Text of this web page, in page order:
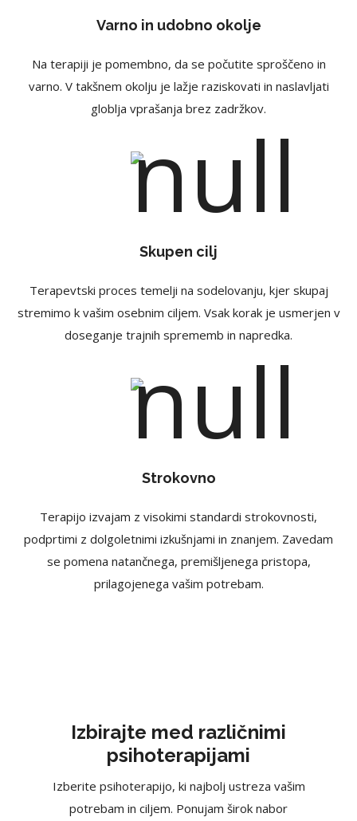
Varno in udobno okolje
Na terapiji je pomembno, da se počutite sproščeno in
varno. V takšnem okolju je lažje raziskovati in naslavljati
globlja vprašanja brez zadržkov.
Skupen cilj
Terapevtski proces temelji na sodelovanju, kjer skupaj
stremimo k vašim osebnim ciljem. Vsak korak je usmerjen v
doseganje trajnih sprememb in napredka.
Strokovno
Terapijo izvajam z visokimi standardi strokovnosti,
podprtimi z dolgoletnimi izkušnjami in znanjem. Zavedam
se pomena natančnega, premišljenega pristopa,
prilagojenega vašim potrebam.
Izbirajte med različnimi
psihoterapijami
Izberite psihoterapijo, ki najbolj ustreza vašim
potrebam in ciljem. Ponujam širok nabor